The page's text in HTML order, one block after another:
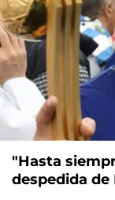
"Hasta
despedida de